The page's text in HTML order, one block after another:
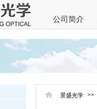
公司简介
景盛光学 >>